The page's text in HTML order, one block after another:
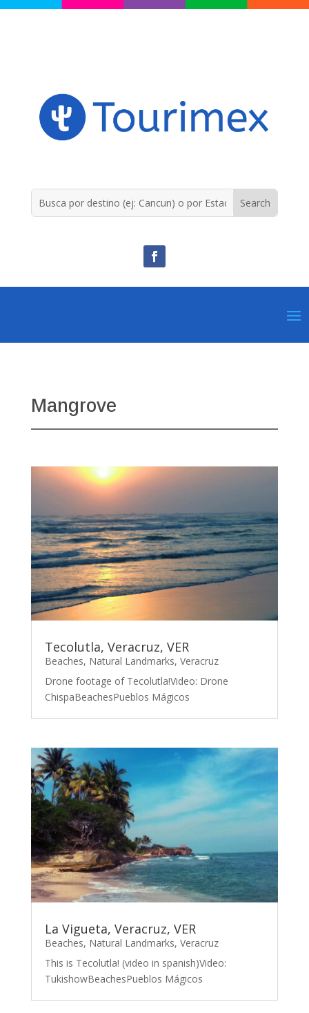
Mangrove
Tecolutla, Veracruz, VER
Beaches, Natural Landmarks, Veracruz
Drone footage of Tecolutla!Video: Drone
ChispaBeachesPueblos Mágicos
La Vigueta, Veracruz, VER
Beaches, Natural Landmarks, Veracruz
This is Tecolutla! (video in spanish)Video:
TukishowBeachesPueblos Mágicos